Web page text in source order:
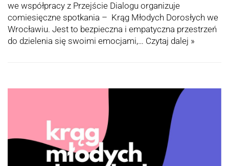
we współpracy z Przejście Dialogu organizuje
comiesięczne spotkania – Krąg Młodych Dorosłych we
Wrocławiu. Jest to bezpieczna i empatyczna przestrzeń
do dzielenia się swoimi emocjami,… Czytaj dalej »